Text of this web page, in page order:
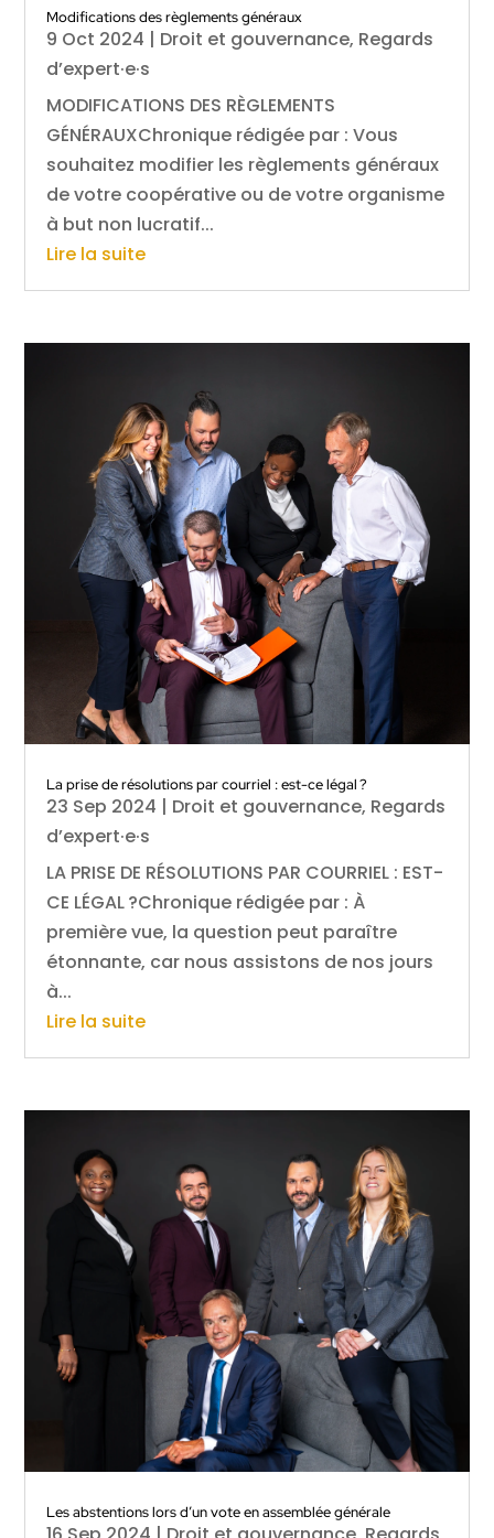
Modifications des règlements généraux
9 Oct 2024 | Droit et gouvernance, Regards
d’expert·e·s
MODIFICATIONS DES RÈGLEMENTS
GÉNÉRAUXChronique rédigée par : Vous
souhaitez modifier les règlements généraux
de votre coopérative ou de votre organisme
à but non lucratif...
Lire la suite
La prise de résolutions par courriel : est-ce légal ?
23 Sep 2024 | Droit et gouvernance, Regards
d’expert·e·s
LA PRISE DE RÉSOLUTIONS PAR COURRIEL : EST-
CE LÉGAL ?Chronique rédigée par : À
première vue, la question peut paraître
étonnante, car nous assistons de nos jours
à...
Lire la suite
Les abstentions lors d’un vote en assemblée générale